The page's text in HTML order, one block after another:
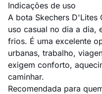
Indicações de uso
A bota Skechers D'Lites
uso casual no dia a dia,
frios. É uma excelente
urbanas, trabalho,
exigem conforto,
caminhar.
Recomendada para